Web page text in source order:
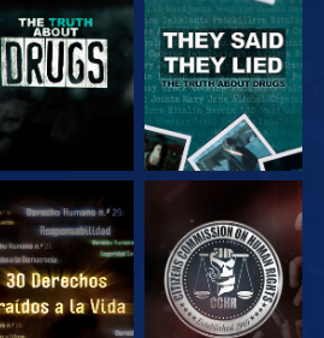
VE
VE VE